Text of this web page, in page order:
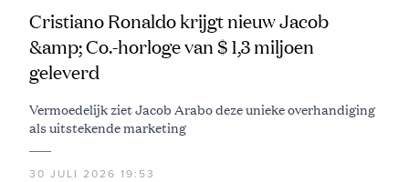
Cristiano Ronaldo krijgt nieuw Jacob
&amp; Co.-horloge van $ 1,3 miljoen
geleverd
Vermoedelijk ziet Jacob Arabo deze unieke overhandiging
als uitstekende marketing
30 JULI 2026 19:53